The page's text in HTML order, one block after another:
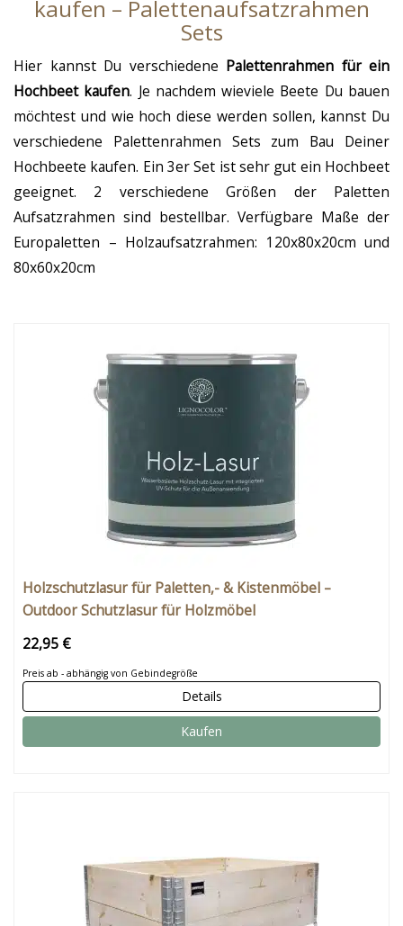
kaufen – Palettenaufsatzrahmen
Sets
Hier kannst Du verschiedene Palettenrahmen für ein
Hochbeet kaufen. Je nachdem wieviele Beete Du bauen
möchtest und wie hoch diese werden sollen, kannst Du
verschiedene Palettenrahmen Sets zum Bau Deiner
Hochbeete kaufen. Ein 3er Set ist sehr gut ein Hochbeet
geeignet. 2 verschiedene Größen der Paletten
Aufsatzrahmen sind bestellbar. Verfügbare Maße der
Europaletten – Holzaufsatzrahmen: 120x80x20cm und
80x60x20cm
Holzschutzlasur für Paletten,- & Kistenmöbel –
Outdoor Schutzlasur für Holzmöbel
22,95 €
Preis ab - abhängig von Gebindegröße
Details
Kaufen